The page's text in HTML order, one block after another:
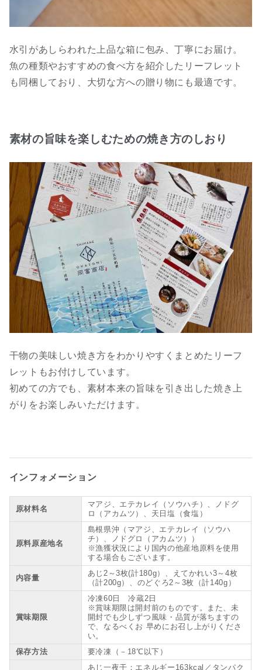
水引があしらわれた上品な箱に包み、丁寧にお届け。
魚の種類やおすすめの食べ方を紹介したリーフレット
も同梱しており、大切な方への贈り物にも最適です。
素材の旨味を楽しむための焼き方のしおり
干物の美味しい焼き方をわかりやすくまとめたリーフ
レットもお付けしています。
初めての方でも、素材本来の旨味を引き出した焼き上
がりをお楽しみいただけます。
インフォメーション
原材料名
マアジ、エテカレイ（ソウハチ）、ノドグ
ロ（アカムツ）、天日塩（食塩）
原料原産地名
島根県沖（マアジ、エテカレイ（ソウハ
チ）、ノドグロ（アカムツ））
※漁獲状況により国内の他産地原料を使用
する場合もございます。
内容量
あじ2～3枚(計180g）、えてかれい3～4枚
（計200g）、のどぐろ2～3枚（計140g）
賞味期限
冷凍60日 冷蔵2日
※賞味期限は開封前のものです。また、未
開封でも少しずつ風味・品質が落ちますの
で、なるべくお 早めにお召し上がりくださ
い。
保存方法
要冷凍（－18℃以下）
あじ一夜干：エネルギー163kcal／タンパク